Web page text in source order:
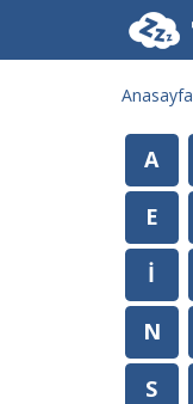
Anasayfa
A
E
İ
N
S